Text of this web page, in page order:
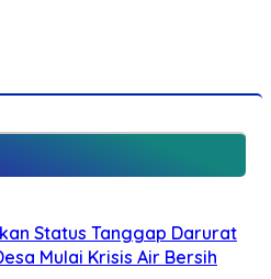
Status Tanggap Darurat
Mulai Krisis Air Bersih